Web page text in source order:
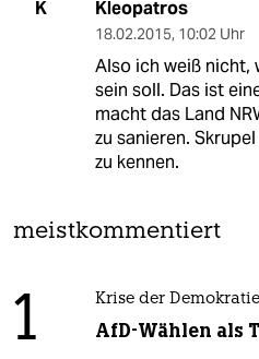
K Kleopatros
18.02.2015, 10:02 Uhr
Also ich weiß nicht,
sein soll. Das ist
macht das Land
zu sanieren.
zu kennen.
meistkommentiert
1 Krise der Demokratie
AfD-Wählen als